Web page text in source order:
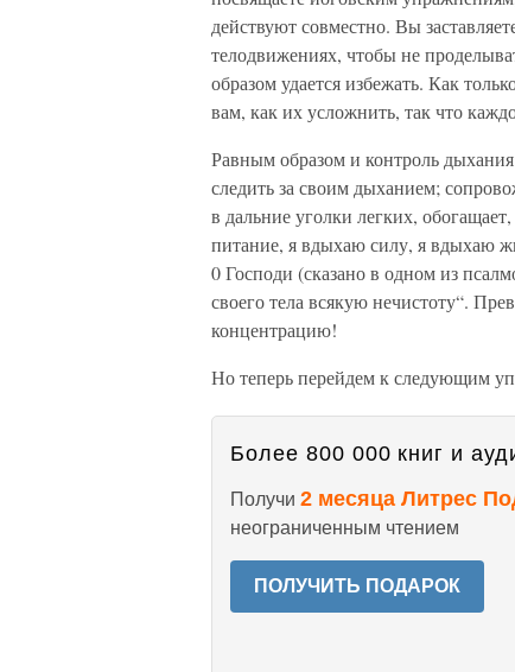
действуют совместно. Вы
телодвижениях, чтобы не
образом удается избежать. Как
вам, как их усложнить, так что
Равным образом и контроль дыхания
следить за своим дыханием;
в дальние уголки легких,
питание, я вдыхаю силу, я вдыхаю
0 Господи (сказано в одном из
своего тела всякую нечистоту“.
концентрацию!
Но теперь перейдем к следующим
Более 800 000 книг и
Получи 2 месяца Литрес
неограниченным чтением
ПОЛУЧИТЬ ПОДАРОК